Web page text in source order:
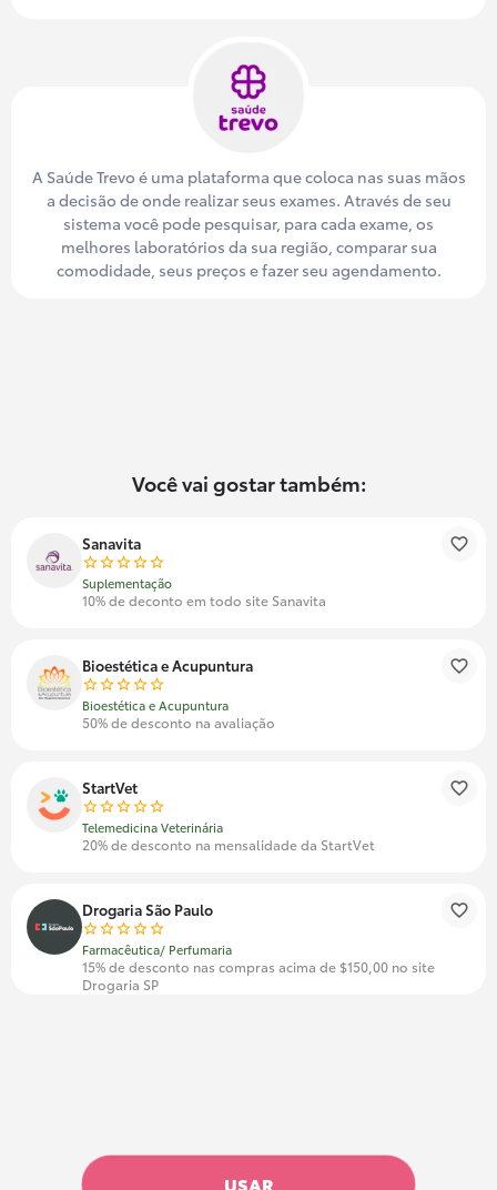
USAR
A Saúde Trevo é uma plataforma que coloca nas suas mãos
a decisão de onde realizar seus exames. Através de seu
sistema você pode pesquisar, para cada exame, os
melhores laboratórios da sua região, comparar sua
comodidade, seus preços e fazer seu agendamento.
Você vai gostar também:
Sanavita
Suplementação
10% de deconto em todo site Sanavita
Bioestética e Acupuntura
Bioestética e Acupuntura
50% de desconto na avaliação
StartVet
Telemedicina Veterinária
20% de desconto na mensalidade da StartVet
Drogaria São Paulo
Farmacêutica/ Perfumaria
15% de desconto nas compras acima de $150,00 no site
Drogaria SP